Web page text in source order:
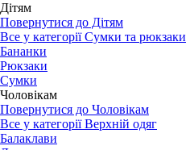
Дітям
Повернутися до Дітям
Все у категорії Сумки та рюкзаки
Бананки
Рюкзаки
Сумки
Чоловікам
Повернутися до Чоловікам
Все у категорії Верхній одяг
Балаклави